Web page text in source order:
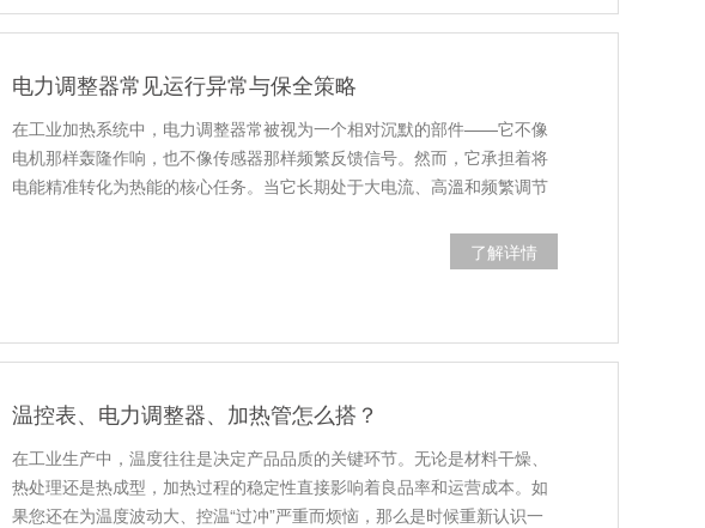
电力调整器常见运行异常与保全策略
在工业加热系统中，电力调整器常被视为一个相对沉默的部件——它不像
电机那样轰隆作响，也不像传感器那样频繁反馈信号。然而，它承担着将
电能精准转化为热能的核心任务。当它长期处于大电流、高溫和频繁调节
了解详情
温控表、电力调整器、加热管怎么搭？
在工业生产中，温度往往是决定产品品质的关键环节。无论是材料干燥、
热处理还是热成型，加热过程的稳定性直接影响着良品率和运营成本。如
果您还在为温度波动大、控温“过冲”严重而烦恼，那么是时候重新认识一